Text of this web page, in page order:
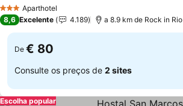
3 EstrelasAparthotel
8,6 Excelente 4.189 a 8.9 km de Rock in Rio
De € 80
Consulte os preços de 2 sites
Escolha popular